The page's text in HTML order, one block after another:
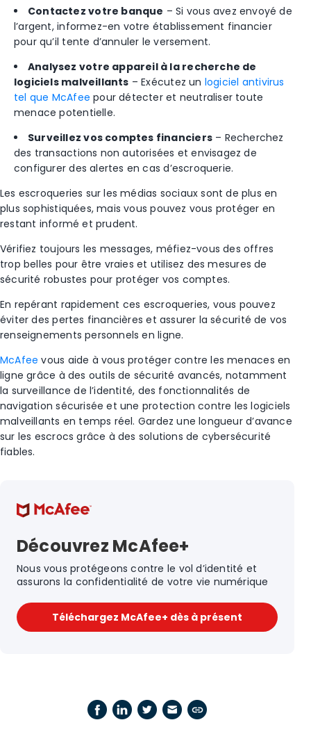
Contactez votre banque – Si vous avez envoyé de
l’argent, informez-en votre établissement financier
pour qu’il tente d’annuler le versement.
Analysez votre appareil à la recherche de
logiciels malveillants – Exécutez un logiciel antivirus
tel que McAfee pour détecter et neutraliser toute
menace potentielle.
Surveillez vos comptes financiers– Recherchez
des transactions non autorisées et envisagez de
configurer des alertes en cas d’escroquerie.
Les escroqueries sur les médias sociaux sont de plus en
plus sophistiquées, mais vous pouvez vous protéger en
restant informé et prudent.
Vérifiez toujours les messages, méfiez-vous des offres
trop belles pour être vraies et utilisez des mesures de
sécurité robustes pour protéger vos comptes.
En repérant rapidement ces escroqueries, vous pouvez
éviter des pertes financières et assurer la sécurité de vos
renseignements personnels en ligne.
McAfeevous aide à vous protéger contre les menaces en
ligne grâce à des outils de sécurité avancés, notamment
la surveillance de l’identité, des fonctionnalités de
navigation sécurisée et une protection contre les logiciels
malveillants en temps réel. Gardez une longueur d’avance
sur les escrocs grâce à des solutions de cybersécurité
fiables.
Découvrez McAfee+
Nous vous protégeons contre le vol d’identité et
assurons la confidentialité de votre vie numérique
Téléchargez McAfee+ dès à présent